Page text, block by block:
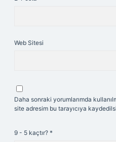
Web Sitesi
Daha sonraki yorumlarımda
site adresim bu tarayıcıya
9 - 5 kaçtır? *